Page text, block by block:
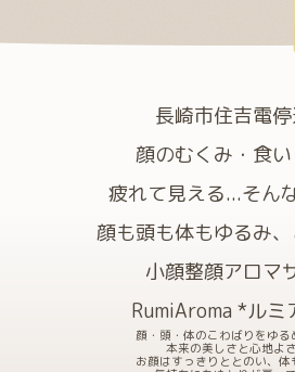
長崎市住吉電停
顔のむくみ・食
疲れて見える...そん
顔も頭も体もゆるみ、
小顔整顔アロマ
RumiAroma *ルミ
顔・頭・体のこわばりをゆる
本来の美しさと心地よさ
お顔はすっきりととのい、体